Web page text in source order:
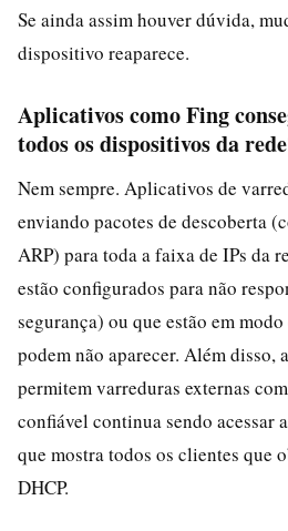
Se ainda assim houver dúvida,
dispositivo reaparece.
Aplicativos como Fing
todos os dispositivos da
Nem sempre. Aplicativos de
enviando pacotes de descoberta
ARP) para toda a faixa de IPs da
estão configurados para não
segurança) ou que estão em
podem não aparecer. Além disso,
permitem varreduras externas
confiável continua sendo acessar
que mostra todos os clientes que
DHCP.